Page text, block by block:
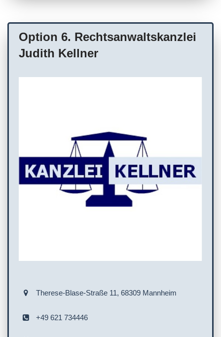
Option 6. Rechtsanwaltskanzlei
Judith Kellner
Therese-Blase-Straße 11, 68309 Mannheim
+49 621 734446